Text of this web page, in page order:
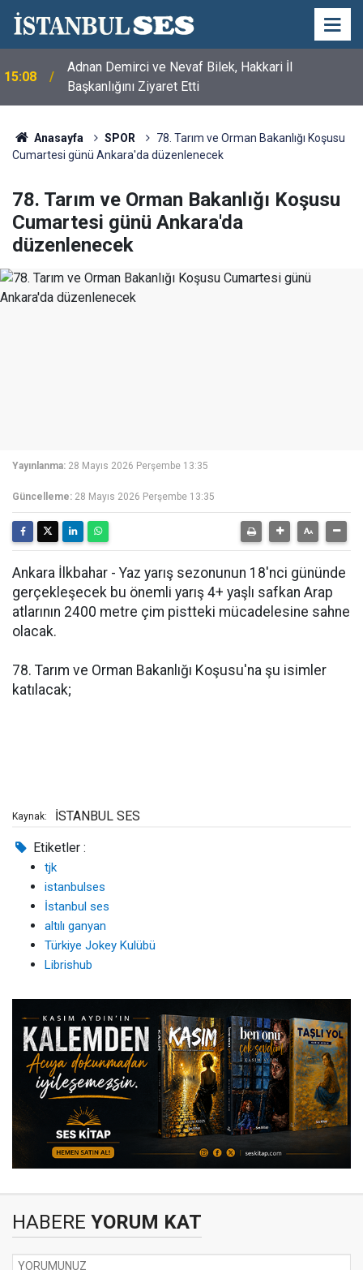
15:08
Adnan Demirci ve Nevaf Bilek, Hakkari İl
Başkanlığını Ziyaret Etti
Anasayfa SPOR
78. Tarım ve Orman Bakanlığı Koşusu
Cumartesi günü Ankara'da düzenlenecek
78. Tarım ve Orman Bakanlığı Koşusu
Cumartesi günü Ankara'da
düzenlenecek
Yayınlanma: 28 Mayıs 2026 Perşembe 13:35
Güncelleme: 28 Mayıs 2026 Perşembe 13:35
Ankara İlkbahar - Yaz yarış sezonunun 18'nci gününde
gerçekleşecek bu önemli yarış 4+ yaşlı safkan Arap
atlarının 2400 metre çim pistteki mücadelesine sahne
olacak.
78. Tarım ve Orman Bakanlığı Koşusu'na şu isimler
katılacak;
Kaynak: İSTANBUL SES
Etiketler :
tjk
istanbulses
İstanbul ses
altılı ganyan
Türkiye Jokey Kulübü
Librishub
HABERE YORUM KAT